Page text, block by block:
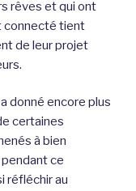
rêves et qui ont
connecté tient
de leur projet
donné encore plus
certaines
à bien
ce
réfléchir au